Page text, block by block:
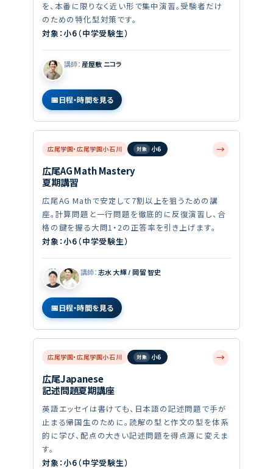
を、本番に限りなく近い形で集中演習。受験者だけ
のための特化型対策です。
対象：小6（中学受験生）
講師： 産屋敷 ニコラ
日程・時間を見る
→
広尾学園・広尾学園小石川 小6
広尾AG Math Mastery
夏期講習
広尾AG Mathで安定して7割以上を狙うための講
座。計算問題と一行問題を徹底的に反復演習し、合
格の鍵を握る大問1・2の正答率を引き上げます。
対象：小6（中学受験生）
講師： 志水 大輝 / 岡留 智史
日程・時間を見る
→
広尾学園・広尾学園小石川 小6
広尾Japanese
記述問題夏期講座
英語エッセイは書けても、日本語の記述問題で手が
止まる帰国生のために。読解の型と作文の型を体系
的に学び、配点の大きい記述問題を得点源に変えま
す。
対象：小6（中学受験生）